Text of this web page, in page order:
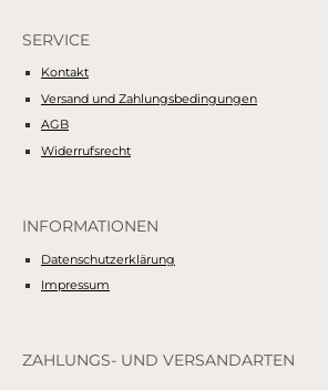
SERVICE
Kontakt
Versand und Zahlungsbedingungen
AGB
Widerrufsrecht
INFORMATIONEN
Datenschutzerklärung
Impressum
ZAHLUNGS- UND VERSANDARTEN